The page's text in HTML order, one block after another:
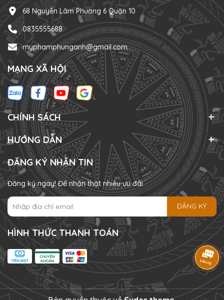
68 Nguyễn Lâm Phường 6 Quận 10
0835555688
myphamphunganh@gmail.com
MẠNG XÃ HỘI
CHÍNH SÁCH
HƯỚNG DẪN
ĐĂNG KÝ NHẬN TIN
Đăng ký ngay! Để nhận thật nhiều ưu đãi
ĐĂNG KÝ
HÌNH THỨC THANH TOÁN